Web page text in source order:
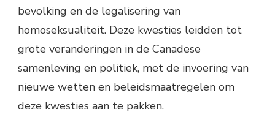
bevolking en de legalisering van
homoseksualiteit. Deze kwesties leidden tot
grote veranderingen in de Canadese
samenleving en politiek, met de invoering van
nieuwe wetten en beleidsmaatregelen om
deze kwesties aan te pakken.